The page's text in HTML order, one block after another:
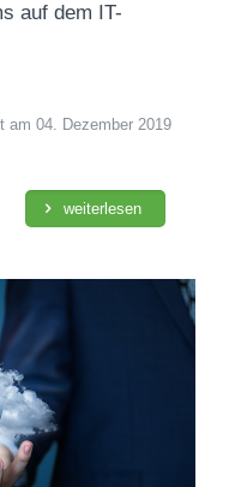
auf dem IT-
am 04. Dezember 2019
weiterlesen